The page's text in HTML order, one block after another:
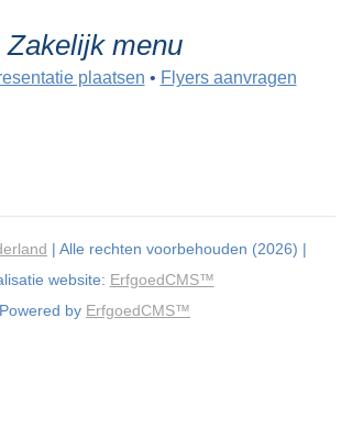
Zakelijk menu
plaatsen • Flyers aanvragen
| Alle rechten voorbehouden (2026) |
website: ErfgoedCMS™
Powered by ErfgoedCMS™